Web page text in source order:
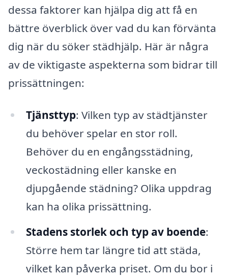
dessa faktorer kan hjälpa dig att få en
bättre överblick över vad du kan förvänta
dig när du söker städhjälp. Här är några
av de viktigaste aspekterna som bidrar till
prissättningen:
Tjänsttyp: Vilken typ av städtjänster
du behöver spelar en stor roll.
Behöver du en engångsstädning,
veckostädning eller kanske en
djupgående städning? Olika uppdrag
kan ha olika prissättning.
Stadens storlek och typ av boende:
Större hem tar längre tid att städa,
vilket kan påverka priset. Om du bor i